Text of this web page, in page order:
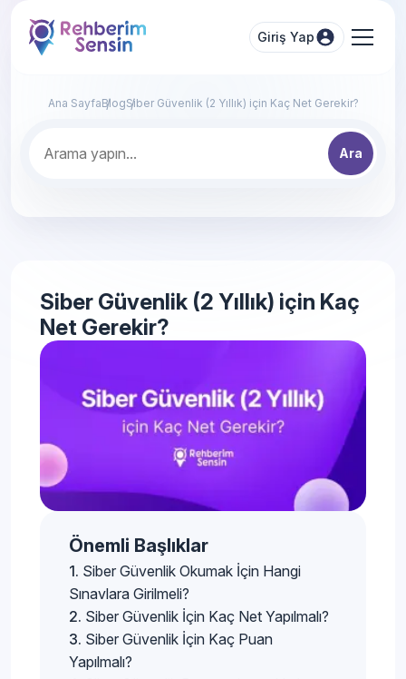
Giriş Yap
Ana SayfaBlogSiber Güvenlik (2 Yıllık) için Kaç Net Gerekir?
Ara
Siber Güvenlik (2 Yıllık) için Kaç
Net Gerekir?
Önemli Başlıklar
Siber Güvenlik Okumak İçin Hangi
Sınavlara Girilmeli?
Siber Güvenlik İçin Kaç Net Yapılmalı?
Siber Güvenlik İçin Kaç Puan
Yapılmalı?